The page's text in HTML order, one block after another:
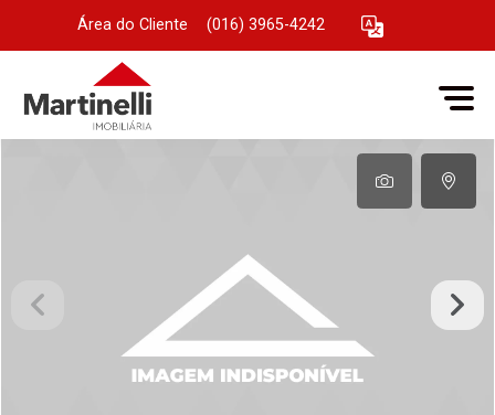
Área do Cliente (016) 3965-4242